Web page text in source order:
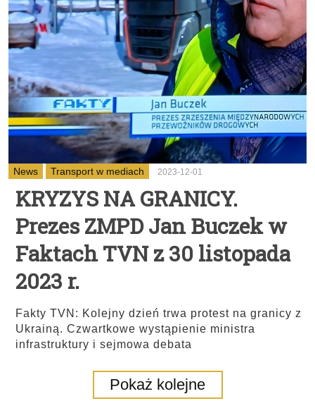
News Transport w mediach 2023-12-01
KRYZYS NA GRANICY.
Prezes ZMPD Jan Buczek w
Faktach TVN z 30 listopada
2023 r.
Fakty TVN: Kolejny dzień trwa protest na granicy z
Ukrainą. Czwartkowe wystąpienie ministra
infrastruktury i sejmowa debata
Pokaż kolejne